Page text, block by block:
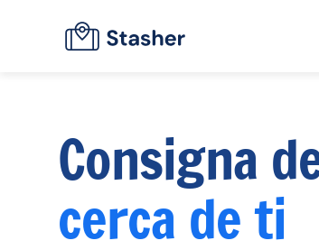
Consigna
cerca de ti